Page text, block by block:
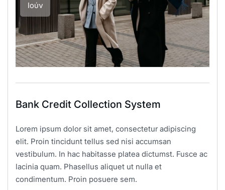
Ιούν
Bank Credit Collection System
Lorem ipsum dolor sit amet, consectetur adipiscing
elit. Proin tincidunt tellus sed nisi accumsan
vestibulum. In hac habitasse platea dictumst. Fusce ac
lacinia quam. Phasellus aliquet ut nulla et
condimentum. Proin posuere sem.